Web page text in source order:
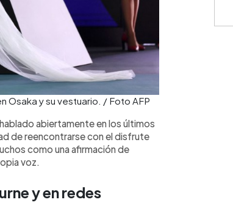
Osaka y su vestuario. / Foto AFP
abiertamente en los últimos
de reencontrarse con el disfrute
como una afirmación de
voz.
y en redes